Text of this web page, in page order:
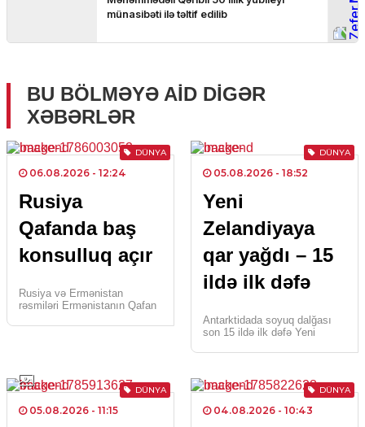
BU BÖLMƏYƏ AID DIGƏR
XƏBƏRLƏR
DÜNYA
06.08.2026 - 12:24
Rusiya
Qafanda baş
konsulluq açır
Rusiya və Ermənistan
rəsmiləri Ermənistanın Qafan
Konsulluğunun, eləcə də
imkanlarını müzakirə […]
DÜNYA
05.08.2026 - 18:52
Yeni
Zelandiyaya
qar yağdı – 15
ildə ilk dəfə
Antarktidada soyuq dalğası
son 15 ildə ilk dəfə Yeni
bürüyərək qar yağdırıb, kəskin
fasilələr […]
DÜNYA
05.08.2026 - 11:15
DÜNYA
04.08.2026 - 10:43